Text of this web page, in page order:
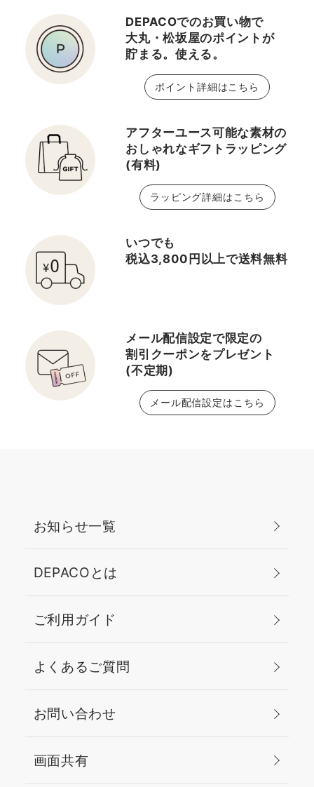
DEPACOでのお買い物で
大丸・松坂屋のポイントが
貯まる。使える。
ポイント詳細はこちら
アフターユース可能な素材の
おしゃれなギフトラッピング
(有料)
ラッピング詳細はこちら
いつでも
税込3,800円以上で送料無料
メール配信設定で限定の
割引クーポンをプレゼント
(不定期)
メール配信設定はこちら
お知らせ一覧
DEPACOとは
ご利用ガイド
よくあるご質問
お問い合わせ
画面共有